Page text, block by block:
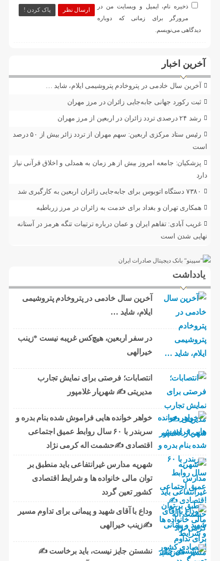
ارسال نظر پاک کردن !
ذخیره نام، ایمیل و وبسایت من در
مرورگر برای زمانی که دوباره
دیدگاهی می‌نویسم.
آخرین اخبار
آخرین سال خادمی در پتروخادم پتروشیمی ایلام، شاید …
ثبت رکورد جهانی جابه‌جایی زائران در مرز مهران
رشد ۲۴ درصدی تردد زائران در اربعین از مرز مهران
رئیس ستاد مرکزی اربعین: سهم مهران از تردد زائر بیش از ۵۰ درصد
است
پزشکیان: جامعه امروز بیش از هر زمان به همدلی و اخلاق قرآنی نیاز
دارد
۷۳۸۰ دستگاه اتوبوس برای جابه‌جایی زائران اربعین به‌ کارگیری شد
همکاری تهران و بغداد برای خدمت به زائران در مرز زرباطیه
غریب آبادی: تفاهم ایران و عمان درباره ترتیبات تنگه هرمز در آستانه
نهایی شدن است
یادداشت
آخرین سال خادمی در پتروخادم پتروشیمی
ایلام، شاید …
در سفر اربعین، هیچ‌کس غریبه نیست *زینب
خیرالهی
انتصابات؛ فرصتی برای نمایش تجارب
مدیریتی ✍ شهریار غلامپور
خواهر خوانده هایی فراموش شده بنام بدره و
سربندر با ۶۰ سال روابط عمیق اجتماعی
اقتصادی ✍حشمت اله کرمی نژاد
شهریه مدارس غیرانتفاعی باید منطبق بر
توان مالی خانواده ها و شرایط اقتصادی
کشور تعین گردد
وداع با آقای شهید و پیمانی برای تداوم مسیر
✍زینب خیرالهی
نشستن جایز نیست، باید برخاست ✍️